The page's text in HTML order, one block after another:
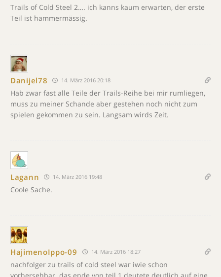
Trails of Cold Steel 2…. ich kanns kaum erwarten, der erste
Teil ist hammermässig.
Danijel78 14. März 2016 20:18
Hab zwar fast alle Teile der Trails-Reihe bei mir rumliegen,
muss zu meiner Schande aber gestehen noch nicht zum
spielen gekommen zu sein. Langsam wirds Zeit.
Lagann 14. März 2016 19:48
Coole Sache.
HajimenoIppo-09 14. März 2016 18:27
nachfolger zu trails of cold steel war iwie schon